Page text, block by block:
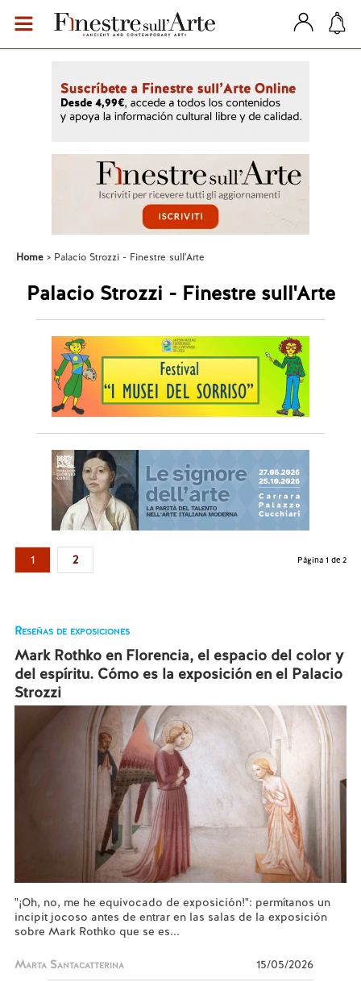
Home Palacio Strozzi - Finestre sull'Arte
Palacio Strozzi - Finestre sull'Arte
1 2 Página 1 de 2
Reseñas de exposiciones
Mark Rothko en Florencia, el espacio del color y
del espíritu. Cómo es la exposición en el Palacio
Strozzi
"¡Oh, no, me he equivocado de exposición!": permítanos un
incipit jocoso antes de entrar en las salas de la exposición
sobre Mark Rothko que se es...
Marta Santacatterina 15/05/2026